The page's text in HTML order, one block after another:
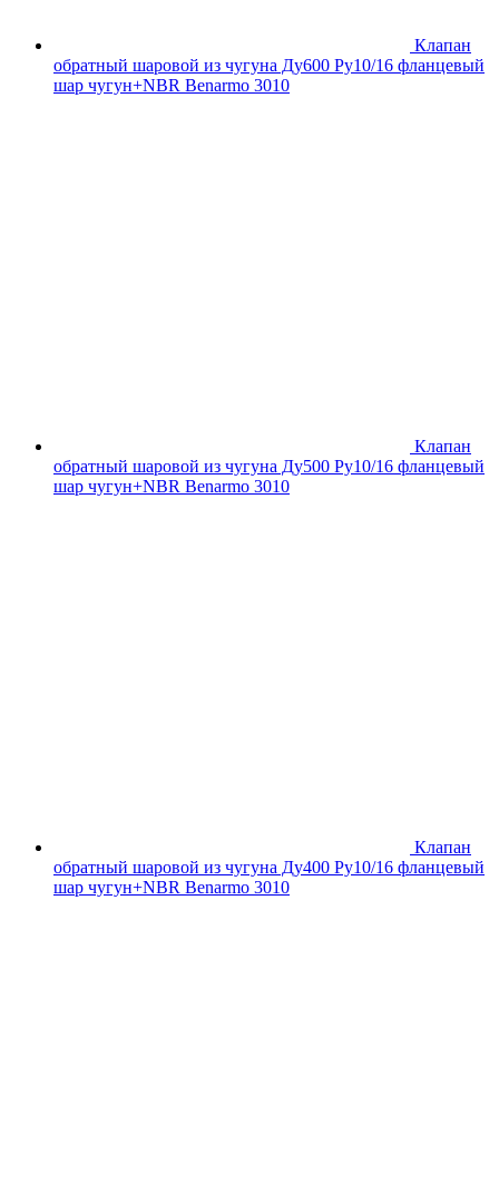
Клапан
обратный шаровой из чугуна Ду600 Ру10/16 фланцевый
шар чугун+NBR Benarmo 3010
Клапан
обратный шаровой из чугуна Ду500 Ру10/16 фланцевый
шар чугун+NBR Benarmo 3010
Клапан
обратный шаровой из чугуна Ду400 Ру10/16 фланцевый
шар чугун+NBR Benarmo 3010